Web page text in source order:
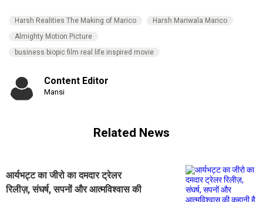
Harsh Realities The Making of Marico
Harsh Mariwala Marico
Almighty Motion Picture
business biopic film real life inspired movie
Content Editor
Mansi
Related News
आर्यभट्ट का जीरो का दमदार ट्रेलर
रिलीज़, संघर्ष, सपनों और आत्मविश्वास की